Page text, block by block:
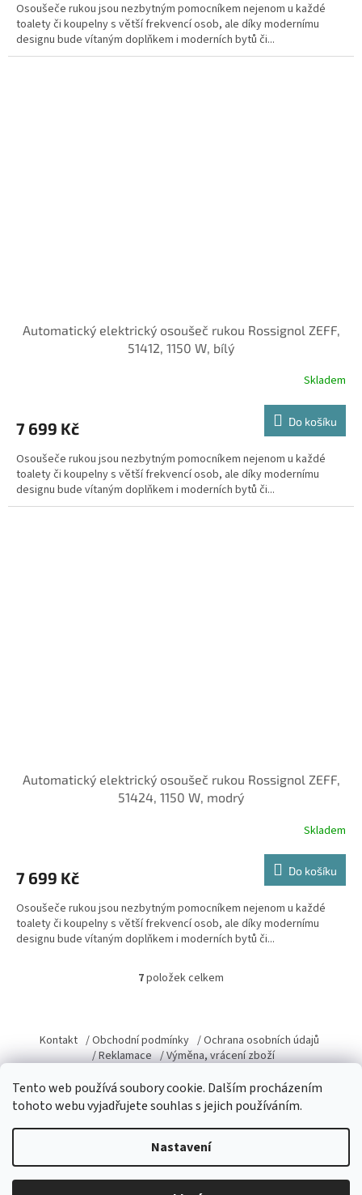
Tento web používá soubory cookie. Dalším procházením
tohoto webu vyjadřujete souhlas s jejich používáním.
Nastavení
Osoušeče rukou jsou nezbytným pomocníkem nejenom u každé
toalety či koupelny s větší frekvencí osob, ale díky modernímu
designu bude vítaným doplňkem i moderních bytů či...
Automatický elektrický osoušeč rukou Rossignol ZEFF,
51412, 1150 W, bílý
Skladem
7 699 Kč Do košíku
Osoušeče rukou jsou nezbytným pomocníkem nejenom u každé
toalety či koupelny s větší frekvencí osob, ale díky modernímu
designu bude vítaným doplňkem i moderních bytů či...
Automatický elektrický osoušeč rukou Rossignol ZEFF,
51424, 1150 W, modrý
Skladem
7 699 Kč Do košíku
Osoušeče rukou jsou nezbytným pomocníkem nejenom u každé
toalety či koupelny s větší frekvencí osob, ale díky modernímu
designu bude vítaným doplňkem i moderních bytů či...
O
d
a
í
p
r
k
y
v
7položek celkem
a
Kontakt / Obchodní podmínky / Ochrana osobních údajů
/ Reklamace / Výměna, vrácení zboží
Copyright 2026Domacky.cz. Všechna práva vyhrazena.Upravit